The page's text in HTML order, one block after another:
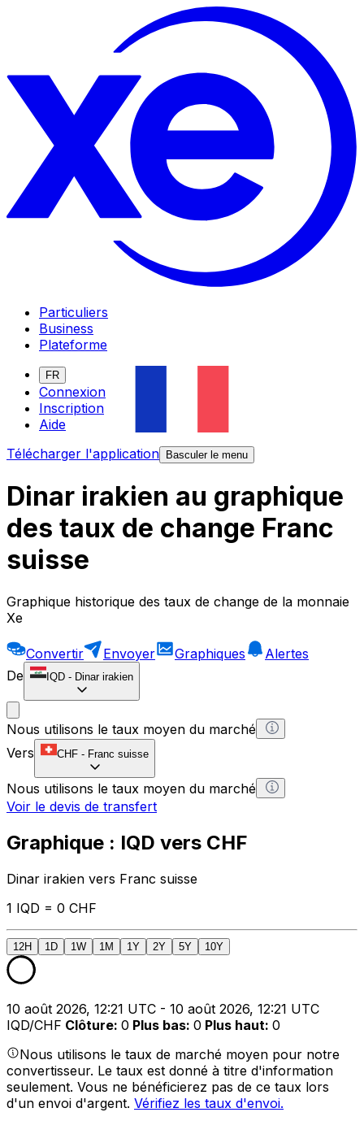
Particuliers
Business
Plateforme
FR
Connexion
Inscription
Aide
Télécharger l'application
Basculer le menu
Dinar irakien au graphique
des taux de change Franc
suisse
Graphique historique des taux de change de la monnaie
Xe
Convertir Envoyer Graphiques
Alertes
De
IQD - Dinar irakien
Nous utilisons le taux moyen du marché
Vers
CHF - Franc suisse
Nous utilisons le taux moyen du marché
Voir le devis de transfert
Graphique : IQD vers CHF
Dinar irakien vers Franc suisse
1 IQD = 0 CHF
12H 1D 1W 1M 1Y 2Y 5Y 10Y
10 août 2026, 12:21 UTC - 10 août 2026, 12:21 UTC
IQD/CHF Clôture: 0 Plus bas: 0 Plus haut: 0
Nous utilisons le taux de marché moyen pour notre
convertisseur. Le taux est donné à titre d'information
seulement. Vous ne bénéficierez pas de ce taux lors
d'un envoi d'argent. Vérifiez les taux d'envoi.